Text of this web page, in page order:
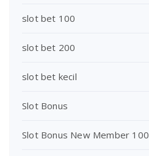
slot bet 100
slot bet 200
slot bet kecil
Slot Bonus
Slot Bonus New Member 100